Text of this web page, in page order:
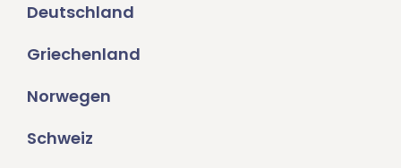
Deutschland
Griechenland
Norwegen
Schweiz